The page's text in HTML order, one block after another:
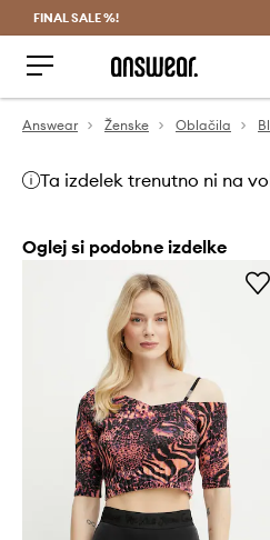
FINAL SALE %!
Answear Ženske Oblačila
Ta izdelek trenutno ni na
Oglej si podobne izdelke